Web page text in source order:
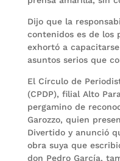
Dijo que la
contenidos es de los
exhortó a
asuntos serios que
El Círculo de
(CPDP), filial Alto
pergamino de
Garozzo, quien
Divertido y anunció
obra suya que
don Pedro García,